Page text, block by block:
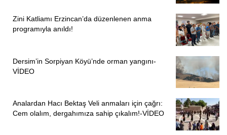
Zini Katliamı Erzincan’da düzenlenen anma
programıyla anıldı!
Dersim’in Sorpiyan Köyü’nde orman yangını-
VİDEO
Analardan Hacı Bektaş Veli anmaları için çağrı:
Cem olalım, dergahımıza sahip çıkalım!-VİDEO